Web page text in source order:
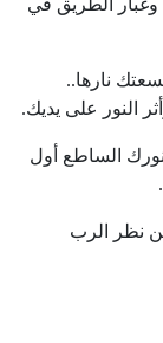
الطريق في
نارها..
النور على يديك.
نورك الساطع أول
نظر الرب